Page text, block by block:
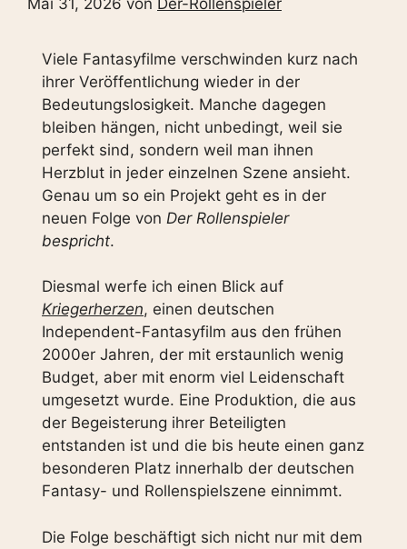
Viele Fantasyfilme verschwinden kurz nach
ihrer Veröffentlichung wieder in der
Bedeutungslosigkeit. Manche dagegen
bleiben hängen, nicht unbedingt, weil sie
perfekt sind, sondern weil man ihnen
Herzblut in jeder einzelnen Szene ansieht.
Genau um so ein Projekt geht es in der
neuen Folge von Der Rollenspieler
bespricht.
Diesmal werfe ich einen Blick auf
Kriegerherzen, einen deutschen
Independent-Fantasyfilm aus den frühen
2000er Jahren, der mit erstaunlich wenig
Budget, aber mit enorm viel Leidenschaft
umgesetzt wurde. Eine Produktion, die aus
der Begeisterung ihrer Beteiligten
entstanden ist und die bis heute einen ganz
besonderen Platz innerhalb der deutschen
Fantasy- und Rollenspielszene einnimmt.
Die Folge beschäftigt sich nicht nur mit dem